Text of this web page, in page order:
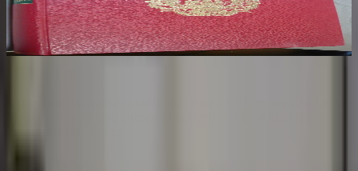
HERON DE VILLEFOSSE
85€